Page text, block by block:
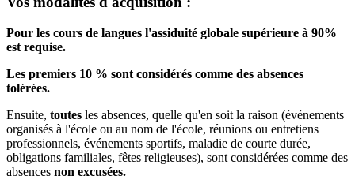
Pour les cours de langues l'assiduité globale supérieure à 90%
est requise.
Les premiers 10 % sont considérés comme des absences
tolérées.
Ensuite, toutes les absences, quelle qu'en soit la raison (événements
organisés à l'école ou au nom de l'école, réunions ou entretiens
professionnels, événements sportifs, maladie de courte durée,
obligations familiales, fêtes religieuses), sont considérées comme des
absences non excusées.